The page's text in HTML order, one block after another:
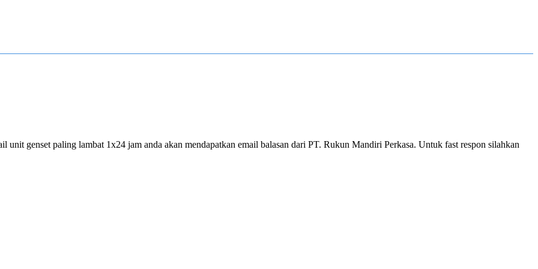
unit genset paling lambat 1x24 jam anda akan mendapatkan email balasan dari PT. Rukun Mandiri Perkasa. Untuk fast respon silahkan